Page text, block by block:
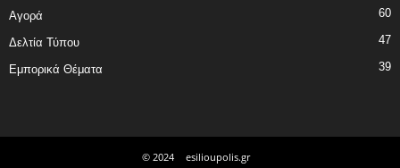
Αγορά 60
Δελτία Τύπου 47
Εμπορικά Θέματα 39
© 2024 esilioupolis.gr